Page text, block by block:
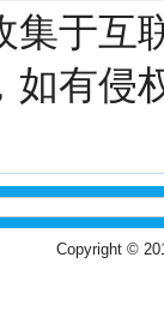
集于互
如有侵
Copyright ©